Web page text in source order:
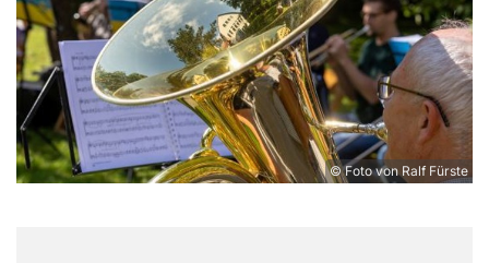
© Foto von Ralf Fürste